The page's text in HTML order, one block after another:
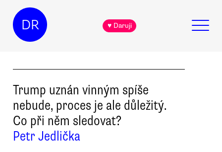
DR ♥ Daruji
Trump uznán vinným spíše
nebude, proces je ale důležitý.
Co při něm sledovat?
Petr Jedlička